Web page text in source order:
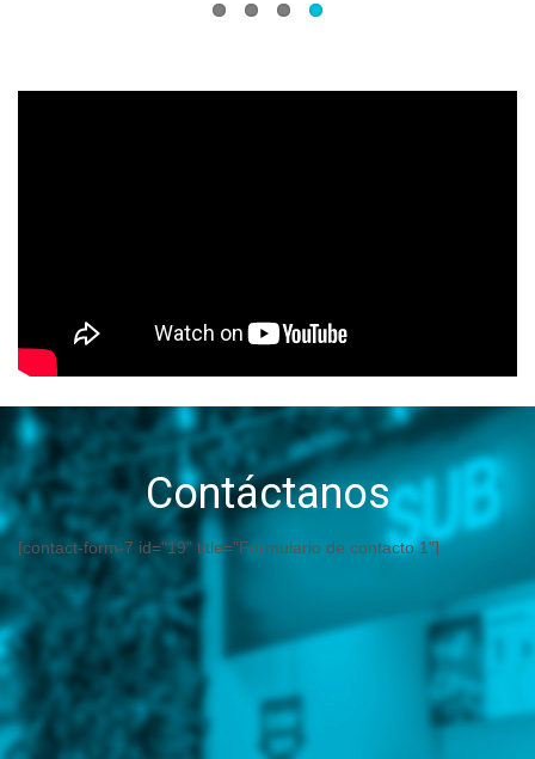
Contáctanos
[contact-form-7 id="19" title="Formulario de contacto 1"]